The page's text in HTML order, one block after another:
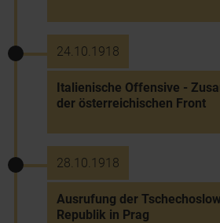
24.10.1918
Italienische Offensive -
der österreichischen Front
28.10.1918
Ausrufung der
Republik in Prag